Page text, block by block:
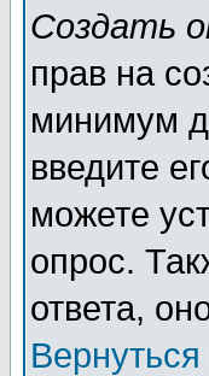
Создать
прав на
минимум
введите
можете
опрос.
ответа,